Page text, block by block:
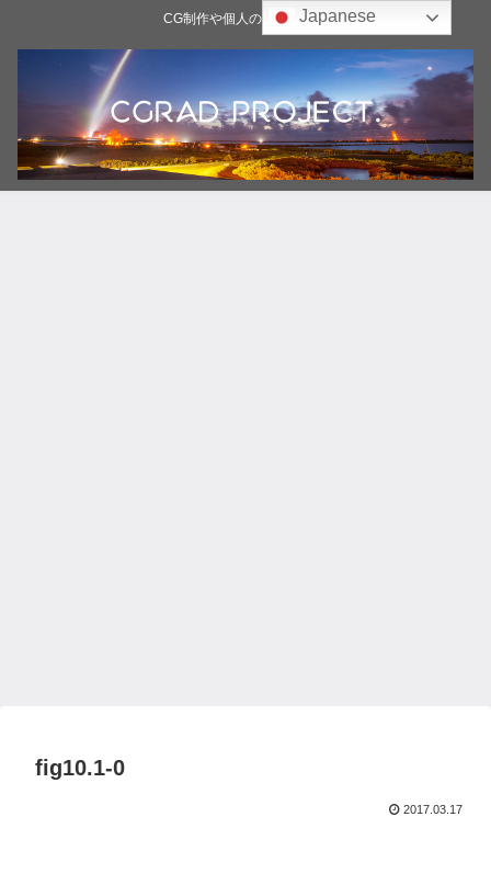
CG制作や個人の雑記ブログ
fig10.1-0
2017.03.17
Japanese